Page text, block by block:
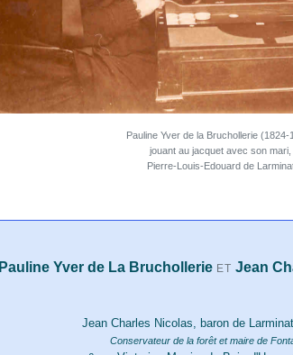
Pauline Yver de la Bruchollerie (1824-
jouant au jacquet avec son mari,
Pierre-Louis-Edouard de
Pauline Yver de La BruchollerieETJean
Jean Charles Nicolas, baron de
Conservateur de la forêt et maire de